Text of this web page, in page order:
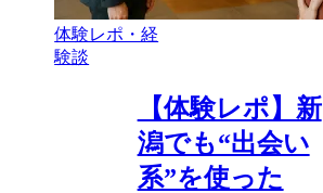
体験レポ・経
験談
【体験レポ】新
潟でも“出会い
系”を使った